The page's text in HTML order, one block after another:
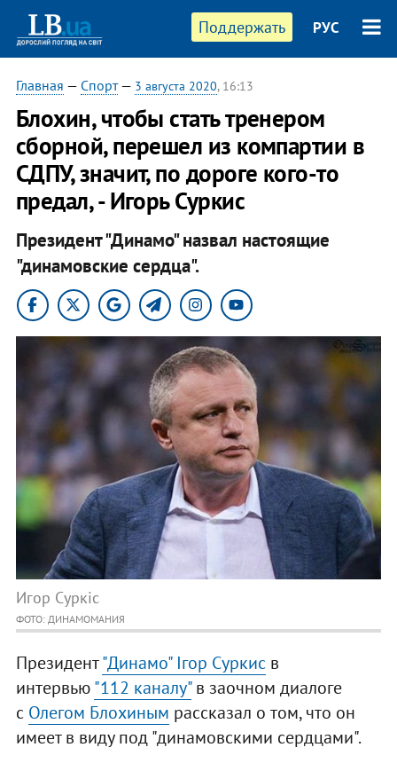
Поддержать РУС
Главная — Спорт— 3 августа 2020, 16:13
Блохин, чтобы стать тренером
сборной, перешел из компартии в
СДПУ, значит, по дороге кого-то
предал, - Игорь Суркис
Президент "Динамо" назвал настоящие
"динамовские сердца".
Игор Суркіс
ФОТО: ДИНАМОМАНИЯ
Президент"Динамо" Ігор Суркисв
интервью"112 каналу"в заочном диалоге
с Олегом Блохиным рассказал о том, что он
имеет в виду под "динамовскими сердцами".